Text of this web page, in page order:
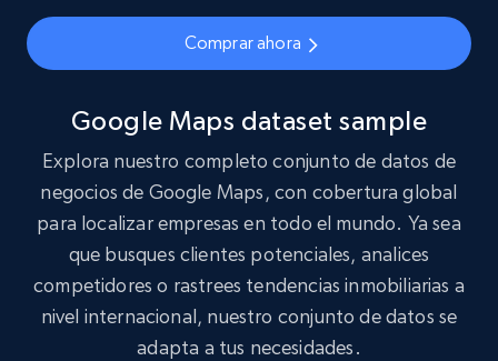
Yelp businesses overview
business, Overall rating, Reviews count, Is
claimed, Categories, and more.
Business
Buy Now
Comprar ahora
Google Maps dataset sample
Explora nuestro completo conjunto de datos de
negocios de Google Maps, con cobertura global
para localizar empresas en todo el mundo. Ya sea
que busques clientes potenciales, analices
competidores o rastrees tendencias inmobiliarias a
nivel internacional, nuestro conjunto de datos se
adapta a tus necesidades.